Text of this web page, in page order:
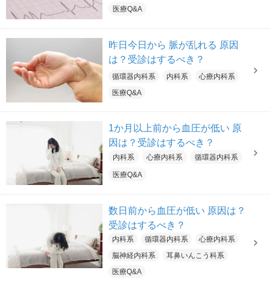
医療Q&A
昨日今日から 脈が乱れる 原因
は？受診はするべき？
循環器内科系 内科系
心療内科系
医療Q&A
1か月以上前から血圧が低い 原
因は？受診はするべき？
内科系 心療内科系 循環器内科系
医療Q&A
数日前から血圧が低い 原因は？
受診はするべき？
内科系 循環器内科系
心療内科系
脳神経内科系
耳鼻いんこう科系
医療Q&A